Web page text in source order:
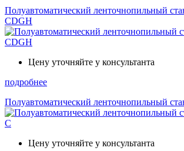
Полуавтоматический ленточнопильный
CDGH
Цену уточняйте у консультанта
подробнее
Полуавтоматический ленточнопильный
Цену уточняйте у консультанта